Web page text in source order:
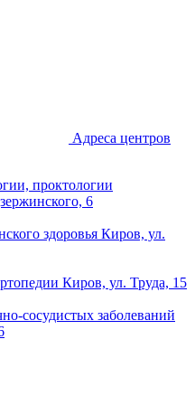
Адреса центров
проктологии
6
здоровья Киров, ул.
Киров, ул. Труда, 15
сосудистых заболеваний